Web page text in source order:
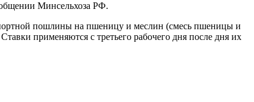
Минсельхоза РФ.
пошлины на пшеницу и меслин (смесь пшеницы и
применяются с третьего рабочего дня после дня их